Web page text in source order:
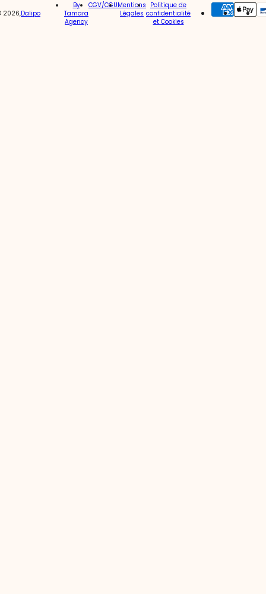
2026,Dalipo
By
Tamara
Agency
CGV/CGUMentions
Légales
Politique de
confidentialité
et Cookies